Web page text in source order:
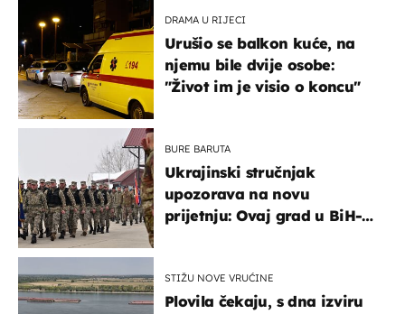
DRAMA U RIJECI
Urušio se balkon kuće, na
njemu bile dvije osobe:
"Život im je visio o koncu"
BURE BARUTA
Ukrajinski stručnjak
upozorava na novu
prijetnju: Ovaj grad u BiH-u
STIŽU NOVE VRUĆINE
Plovila čekaju, s dna izviru